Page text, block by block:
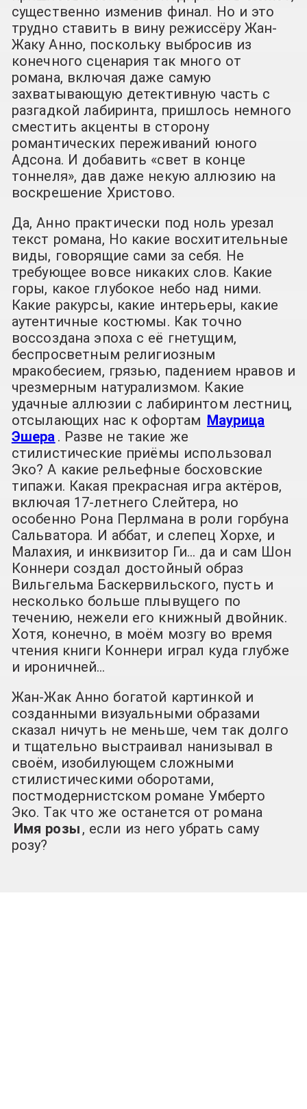
существенно изменив финал. Но и это
трудно ставить в вину режиссёру Жан-
Жаку Анно, поскольку выбросив из
конечного сценария так много от
романа, включая даже самую
захватывающую детективную часть с
разгадкой лабиринта, пришлось немного
сместить акценты в сторону
романтических переживаний юного
Адсона. И добавить «свет в конце
тоннеля», дав даже некую аллюзию на
воскрешение Христово.
Да, Анно практически под ноль урезал
текст романа, Но какие восхитительные
виды, говорящие сами за себя. Не
требующее вовсе никаких слов. Какие
горы, какое глубокое небо над ними.
Какие ракурсы, какие интерьеры, какие
аутентичные костюмы. Как точно
воссоздана эпоха с её гнетущим,
беспросветным религиозным
мракобесием, грязью, падением нравов и
чрезмерным натурализмом. Какие
удачные аллюзии с лабиринтом лестниц,
отсылающих нас к офортам Маурица
Эшера . Разве не такие же
стилистические приёмы использовал
Эко? А какие рельефные босховские
типажи. Какая прекрасная игра актёров,
включая 17-летнего Слейтера, но
особенно Рона Перлмана в роли горбуна
Сальватора. И аббат, и слепец Хорхе, и
Малахия, и инквизитор Ги… да и сам Шон
Коннери создал достойный образ
Вильгельма Баскервильского, пусть и
несколько больше плывущего по
течению, нежели его книжный двойник.
Хотя, конечно, в моём мозгу во время
чтения книги Коннери играл куда глубже
и ироничней…
Жан-Жак Анно богатой картинкой и
созданными визуальными образами
сказал ничуть не меньше, чем так долго
и тщательно выстраивал нанизывал в
своём, изобилующем сложными
стилистическими оборотами,
постмодернистском романе Умберто
Эко. Так что же останется от романа
Имя розы , если из него убрать саму
розу?